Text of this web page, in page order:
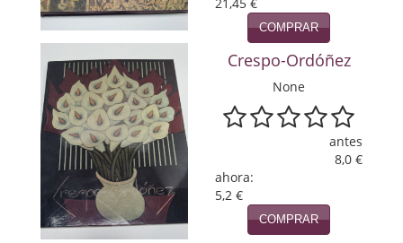
Varios
Viajes
Viajesç
COMPRAR
Crespo-Ordóñez
None
antes
8,0 €
ahora:
5,2 €
COMPRAR